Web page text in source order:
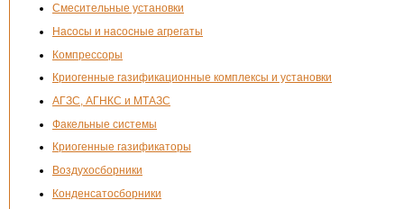
Смесительные установки
Насосы и насосные агрегаты
Компрессоры
Криогенные газификационные комплексы и установки
АГЗС, АГНКС и МТАЗС
Факельные системы
Криогенные газификаторы
Воздухосборники
Конденсатосборники